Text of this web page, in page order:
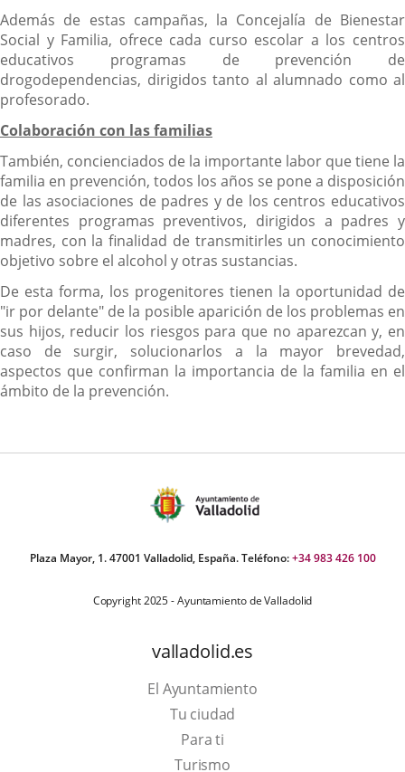
Además de estas campañas, la Concejalía de Bienestar
Social y Familia, ofrece cada curso escolar a los centros
educativos programas de prevención de
drogodependencias, dirigidos tanto al alumnado como al
profesorado.
Colaboración con las familias
También, concienciados de la importante labor que tiene la
familia en prevención, todos los años se pone a disposición
de las asociaciones de padres y de los centros educativos
diferentes programas preventivos, dirigidos a padres y
madres, con la finalidad de transmitirles un conocimiento
objetivo sobre el alcohol y otras sustancias.
De esta forma, los progenitores tienen la oportunidad de
"ir por delante" de la posible aparición de los problemas en
sus hijos, reducir los riesgos para que no aparezcan y, en
caso de surgir, solucionarlos a la mayor brevedad,
aspectos que confirman la importancia de la familia en el
ámbito de la prevención.
Plaza Mayor, 1. 47001 Valladolid, España. Teléfono:+34 983 426 100
Copyright 2025 - Ayuntamiento de Valladolid
valladolid.es
El Ayuntamiento
Tu ciudad
Para ti
TurismoThis